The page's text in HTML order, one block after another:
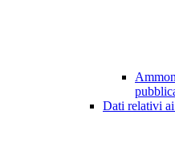
Dati relativi